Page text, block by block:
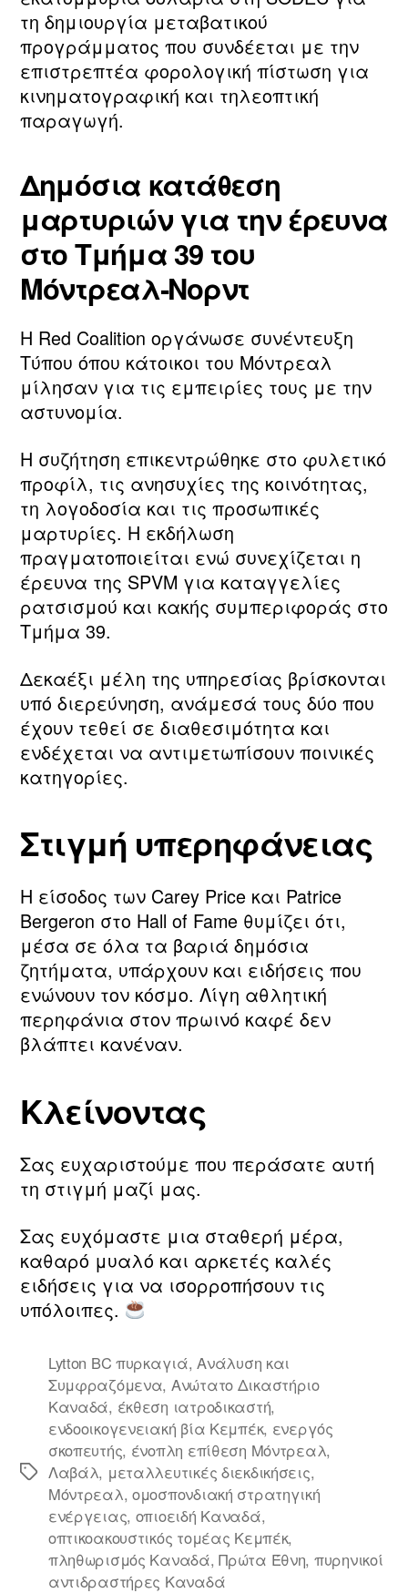
τη δημιουργία μεταβατικού
προγράμματος που συνδέεται με την
επιστρεπτέα φορολογική πίστωση για
κινηματογραφική και τηλεοπτική
παραγωγή.
Δημόσια κατάθεση
μαρτυριών για την έρευνα
στο Τμήμα 39 του
Μόντρεαλ‑Νορντ
Η Red Coalition οργάνωσε συνέντευξη
Τύπου όπου κάτοικοι του Μόντρεαλ
μίλησαν για τις εμπειρίες τους με την
αστυνομία.
Η συζήτηση επικεντρώθηκε στο φυλετικό
προφίλ, τις ανησυχίες της κοινότητας,
τη λογοδοσία και τις προσωπικές
μαρτυρίες. Η εκδήλωση
πραγματοποιείται ενώ συνεχίζεται η
έρευνα της SPVM για καταγγελίες
ρατσισμού και κακής συμπεριφοράς στο
Τμήμα 39.
Δεκαέξι μέλη της υπηρεσίας βρίσκονται
υπό διερεύνηση, ανάμεσά τους δύο που
έχουν τεθεί σε διαθεσιμότητα και
ενδέχεται να αντιμετωπίσουν ποινικές
κατηγορίες.
Στιγμή υπερηφάνειας
Η είσοδος των Carey Price και Patrice
Bergeron στο Hall of Fame θυμίζει ότι,
μέσα σε όλα τα βαριά δημόσια
ζητήματα, υπάρχουν και ειδήσεις που
ενώνουν τον κόσμο. Λίγη αθλητική
περηφάνια στον πρωινό καφέ δεν
βλάπτει κανέναν.
Κλείνοντας
Σας ευχαριστούμε που περάσατε αυτή
τη στιγμή μαζί μας.
Σας ευχόμαστε μια σταθερή μέρα,
καθαρό μυαλό και αρκετές καλές
ειδήσεις για να ισορροπήσουν τις
υπόλοιπες.
Ετικέτες
Lytton BC πυρκαγιά,Ανάλυση και
Συμφραζόμενα, Ανώτατο Δικαστήριο
Καναδά, έκθεση ιατροδικαστή,
ενδοοικογενειακή βία Κεμπέκ, ενεργός
σκοπευτής, ένοπλη επίθεση Μόντρεαλ,
Λαβάλ, μεταλλευτικές διεκδικήσεις,
Μόντρεαλ,ομοσπονδιακή στρατηγική
ενέργειας, οπιοειδή Καναδά,
οπτικοακουστικός τομέας Κεμπέκ,
πληθωρισμός Καναδά,Πρώτα Έθνη, πυρηνικοί
αντιδραστήρες Καναδά